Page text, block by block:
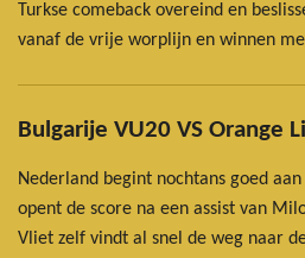
Turkse comeback overeind en
vanaf de vrije worplijn en winnen
Bulgarije VU20 VS Orange
Nederland begint nochtans goed
opent de score na een assist van
Vliet zelf vindt al snel de weg naar